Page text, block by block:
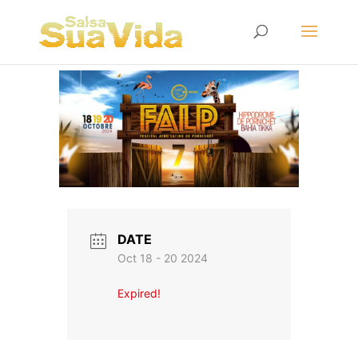
DATE
Oct 18 - 20 2024
Expired!